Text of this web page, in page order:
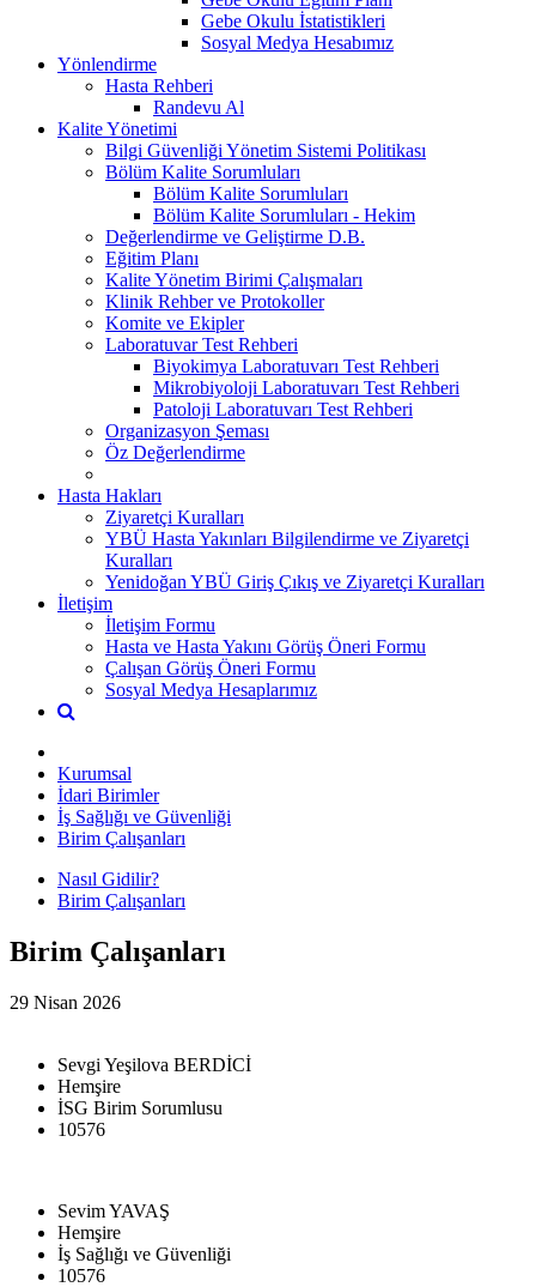
Gebe Okulu İstatistikleri
Sosyal Medya Hesabımız
Yönlendirme
Hasta Rehberi
Randevu Al
Kalite Yönetimi
Bilgi Güvenliği Yönetim Sistemi Politikası
Bölüm Kalite Sorumluları
Bölüm Kalite Sorumluları
Bölüm Kalite Sorumluları - Hekim
Değerlendirme ve Geliştirme D.B.
Eğitim Planı
Kalite Yönetim Birimi Çalışmaları
Klinik Rehber ve Protokoller
Komite ve Ekipler
Laboratuvar Test Rehberi
Biyokimya Laboratuvarı Test Rehberi
Mikrobiyoloji Laboratuvarı Test Rehberi
Patoloji Laboratuvarı Test Rehberi
Organizasyon Şeması
Öz Değerlendirme
Hasta Hakları
Ziyaretçi Kuralları
YBÜ Hasta Yakınları Bilgilendirme ve Ziyaretçi
Kuralları
Yenidoğan YBÜ Giriş Çıkış ve Ziyaretçi Kuralları
İletişim
İletişim Formu
Hasta ve Hasta Yakını Görüş Öneri Formu
Çalışan Görüş Öneri Formu
Sosyal Medya Hesaplarımız
Kurumsal
İdari Birimler
İş Sağlığı ve Güvenliği
Birim Çalışanları
Nasıl Gidilir?
Birim Çalışanları
Birim Çalışanları
29 Nisan 2026
Sevgi Yeşilova BERDİCİ
Hemşire
İSG Birim Sorumlusu
10576
Sevim YAVAŞ
Hemşire
İş Sağlığı ve Güvenliği
10576